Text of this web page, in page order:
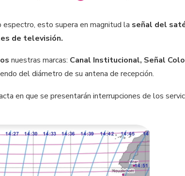
espectro, esto supera en magnitud la señal del
de televisión.
nuestras marcas: Canal Institucional, Señal
del diámetro de su antena de recepción.
en que se presentarán interrupciones de los